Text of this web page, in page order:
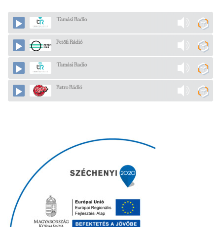
Tamási Radio
Petőfi Rádió
Tamási Radio
Retro Rádió